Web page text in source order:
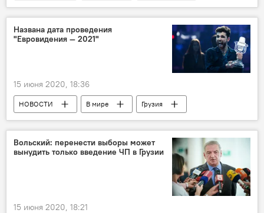
Кыргызстан
Названа дата проведения
"Евровидения — 2021"
15 июня 2020, 18:36
НОВОСТИ В мире
Грузия
КУЛЬТУРА
Мировая культура
Евровидение 2021
Вольский: перенести выборы может
вынудить только введение ЧП в Грузии
15 июня 2020, 18:21